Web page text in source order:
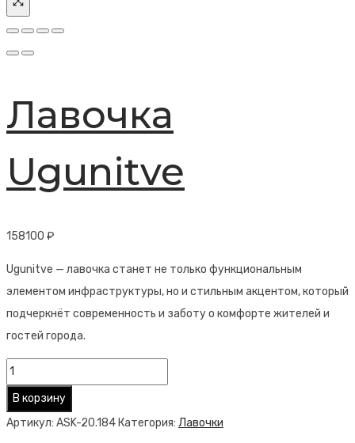
Лавочка
Ugunitve
158100 ₽
Ugunitve — лавочка станет не только функциональным
элементом инфраструктуры, но и стильным акцентом, который
подчеркнёт современность и заботу о комфорте жителей и
гостей города.
Количество
товара
Лавочка
В корзину
Артикул: ASK-20.184 Категория: Лавочки